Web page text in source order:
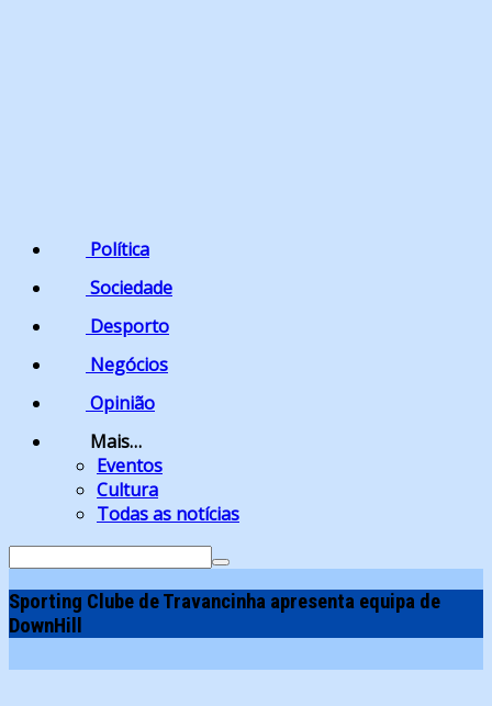
Política
Sociedade
Desporto
Negócios
Opinião
Mais…
Eventos
Cultura
Todas as notícias
Search
Sporting Clube de Travancinha apresenta equipa de
DownHill